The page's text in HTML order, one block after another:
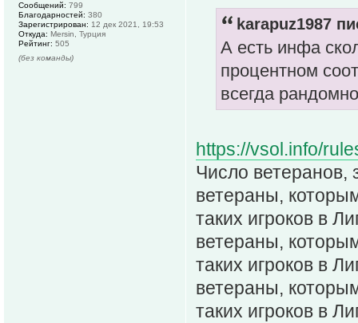
karapuz1987
А есть инфа
процентном
всегда
https://vsol.info/
Число
ветераны,
таких игроков в
ветераны,
таких игроков в
ветераны,
таких игроков в
Сообщений: 799
Благодарностей: 380
Зарегистрирован: 12 дек 2021, 19:53
Откуда: Mersin, Турция
Рейтинг: 505
(без команды)